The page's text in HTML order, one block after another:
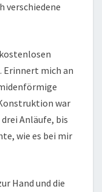
verschiedene
Erinnert mich an
war
Anläufe, bis
wie es bei mir
Hand und die